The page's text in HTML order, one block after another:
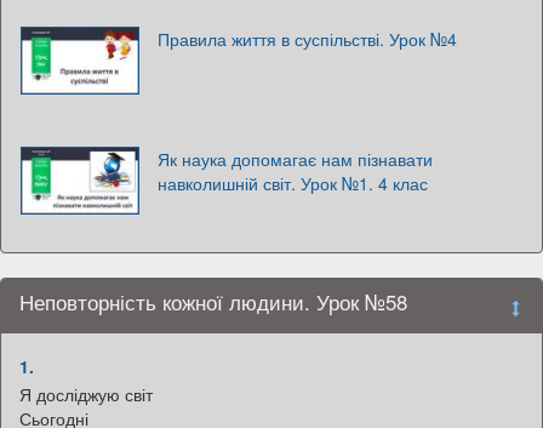
Правила життя в суспільстві. Урок №4
Як наука допомагає нам пізнавати
навколишній світ. Урок №1. 4 клас
Неповторність кожної людини. Урок №58
1.
Я досліджую світ
Сьогодні